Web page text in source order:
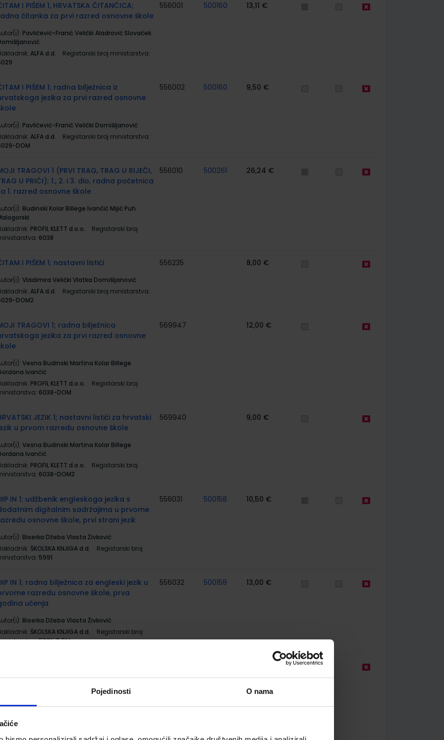
Pojedinosti O nama
I PIŠEM 1, HRVATSKA ČITANČICA;
čitanka za prvi razred osnovne škole
Pavličević-Franić Velički Aladrović Slovaček
ALFA d.d.
Registarski broj ministarstva:
556001 500160 13,11 €
I PIŠEM 1; radna bilježnica iz
jezika za prvi razred osnovne
Pavličević-Franić Velički Domišljanović
ALFA d.d.
Registarski broj ministarstva:
DOM
556002 500160 9,50 €
TRAGOVI 1 (PRVI TRAG, TRAG U RIJEČI,
U PRIČI); 1., 2. i 3. dio, radna početnica
1. razred osnovne škole
Budinski Kolar Billege Ivančić Mijić Puh
PROFIL KLETT d.o.o.
Registarski broj
6038
556010 500261 26,24 €
I PIŠEM 1; nastavni listići
Vladimira Velički Vlatka Domišljanović
ALFA d.d.
Registarski broj ministarstva:
DOM2
556235 8,00 €
TRAGOVI 1; radna bilježnica
jezika za prvi razred osnovne
Vesna Budinski Martina Kolar Billege
Ivančić
PROFIL KLETT d.o.o.
Registarski broj
6038-DOM
569947 12,00 €
JEZIK 1; nastavni listići za hrvatski
u prvom razredu osnovne škole
Vesna Budinski Martina Kolar Billege
Ivančić
PROFIL KLETT d.o.o.
Registarski broj
6038-DOM2
569940 9,00 €
IN 1; udžbenik engleskoga jezika s
digitalnim sadržajima u prvome
osnovne škole, prvi strani jezik
Biserka Džeba Vlasta Živković
ŠKOLSKA KNJIGA d.d.
Registarski broj
5991
556031 500158 10,50 €
IN 1; radna bilježnica za engleski jezik u
razredu osnovne škole, prva
učenja
Biserka Džeba Vlasta Živković
ŠKOLSKA KNJIGA d.d.
Registarski broj
5991-DOM
556032 500158 13,00 €
uz udžbenik Dip in 1 za 1. razred
Džeba